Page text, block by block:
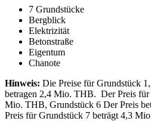
7 Grundstücke
Bergblick
Elektrizität
Betonstraße
Eigentum
Chanote
Hinweis: Die Preise für Grundstück
betragen 2,4 Mio. THB. Der Preis
Mio. THB, Grundstück 6 Der Preis
Preis für Grundstück 7 beträgt 4,3